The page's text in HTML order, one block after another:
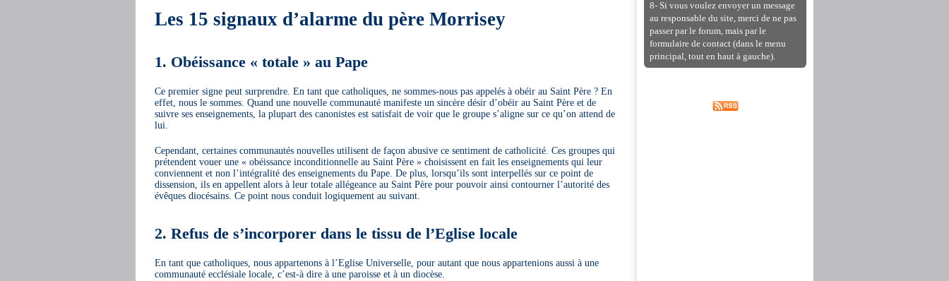
Les 15 signaux d’alarme du père Morrisey
1. Obéissance « totale » au Pape
Ce premier signe peut surprendre. En tant que catholiques, ne sommes-nous pas appelés à obéir au Saint Père ? En
effet, nous le sommes. Quand une nouvelle communauté manifeste un sincère désir d’obéir au Saint Père et de
suivre ses enseignements, la plupart des canonistes est satisfait de voir que le groupe s’aligne sur ce qu’on attend de
lui.
Cependant, certaines communautés nouvelles utilisent de façon abusive ce sentiment de catholicité. Ces groupes qui
prétendent vouer une « obéissance inconditionnelle au Saint Père » choisissent en fait les enseignements qui leur
conviennent et non l’intégralité des enseignements du Pape. De plus, lorsqu’ils sont interpellés sur ce point de
dissension, ils en appellent alors à leur totale allégeance au Saint Père pour pouvoir ainsi contourner l’autorité des
évêques diocésains. Ce point nous conduit logiquement au suivant.
2. Refus de s’incorporer dans le tissu de l’Eglise locale
En tant que catholiques, nous appartenons à l’Eglise Universelle, pour autant que nous appartenions aussi à une
communauté ecclésiale locale, c’est-à dire à une paroisse et à un diocèse.
8- Si vous voulez envoyer un message
au responsable du site, merci de ne pas
passer par le forum, mais par le
formulaire de contact (dans le menu
principal, tout en haut à gauche).